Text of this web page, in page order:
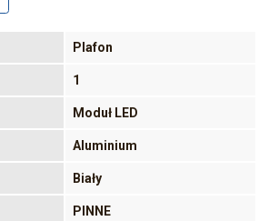
Plafon
1
Moduł LED
Aluminium
Biały
PINNE